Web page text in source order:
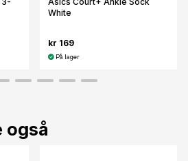
White
kr 169
På lager
også